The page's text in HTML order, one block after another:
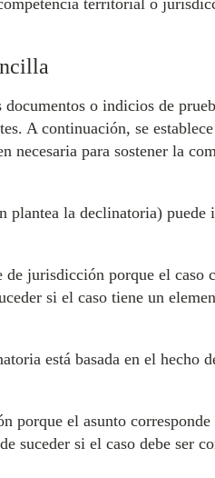
territorial o
o indicios de
A continuación, se
necesaria para sostener la
la declinatoria) puede
jurisdicción porque el caso
si el caso tiene un
está basada en el hecho
porque el asunto
suceder si el caso debe ser